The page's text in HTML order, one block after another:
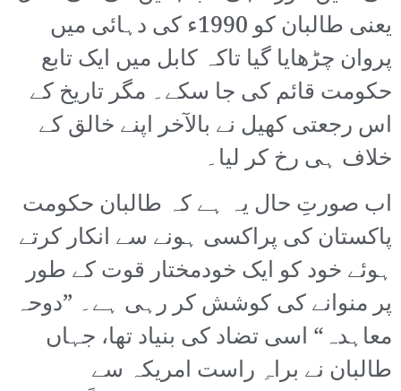
یعنی طالبان کو 1990ء کی دہائی میں
پروان چڑھایا گیا تاکہ کابل میں ایک تابع
حکومت قائم کی جا سکے۔ مگر تاریخ کے
اس رجعتی کھیل نے بالآخر اپنے خالق کے
خلاف ہی رخ کر لیا۔
اب صورتِ حال یہ ہے کہ طالبان حکومت
پاکستان کی پراکسی ہونے سے انکار کرتے
ہوئے خود کو ایک خودمختار قوت کے طور
پر منوانے کی کوشش کر رہی ہے۔ ”دوحہ
معاہدہ“ اسی تضاد کی بنیاد تھا، جہاں
طالبان نے براہِ راست امریکہ سے